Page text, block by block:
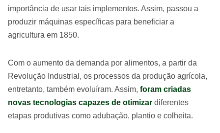
importância de usar tais implementos. Assim, passou a
produzir máquinas específicas para beneficiar a
agricultura em 1850.
Com o aumento da demanda por alimentos, a partir da
Revolução Industrial, os processos da produção agrícola,
entretanto, também evoluíram. Assim, foram criadas
novas tecnologias capazes de otimizar diferentes
etapas produtivas como adubação, plantio e colheita.